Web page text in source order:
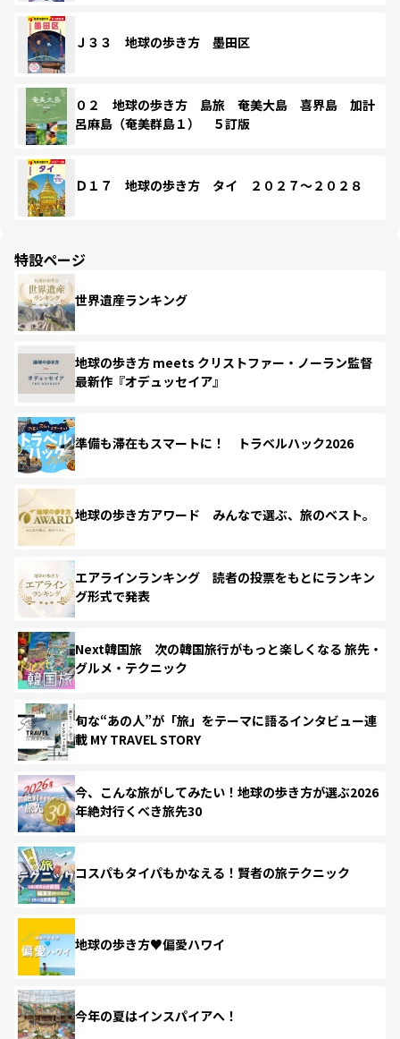
Ｊ３３ 地球の歩き方 墨田区
０２ 地球の歩き方 島旅 奄美大島 喜界島 加計
呂麻島（奄美群島１） ５訂版
Ｄ１７ 地球の歩き方 タイ ２０２７～２０２８
特設ページ
世界遺産ランキング
地球の歩き方 meets クリストファー・ノーラン監督
最新作『オデュッセイア』
準備も滞在もスマートに！ トラベルハック2026
地球の歩き方アワード みんなで選ぶ、旅のベスト。
エアラインランキング 読者の投票をもとにランキン
グ形式で発表
Next韓国旅 次の韓国旅行がもっと楽しくなる 旅先・
グルメ・テクニック
旬な“あの人”が「旅」をテーマに語るインタビュー連
載 MY TRAVEL STORY
今、こんな旅がしてみたい！地球の歩き方が選ぶ2026
年絶対行くべき旅先30
コスパもタイパもかなえる！賢者の旅テクニック
地球の歩き方♥偏愛ハワイ
今年の夏はインスパイアへ！